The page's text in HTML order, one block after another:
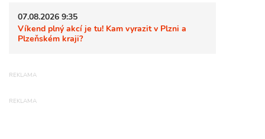
07.08.2026 9:35
Víkend plný akcí je tu! Kam vyrazit v Plzni a
Plzeňském kraji?